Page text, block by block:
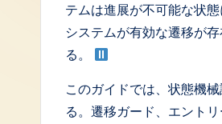
テムは進展が不可能な状
システムが有効な遷移が
る。
このガイドでは、状態機
る。遷移ガード、エント